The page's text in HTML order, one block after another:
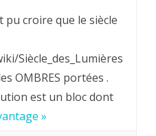
croire que le siècle
Siècle_des_Lumières
OMBRES portées .
est un bloc dont
»